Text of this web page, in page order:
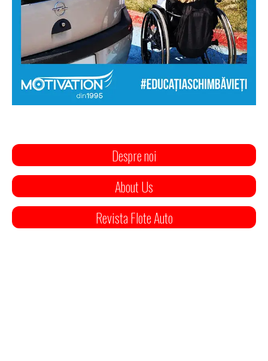
Despre noi
About Us
Revista Flote Auto